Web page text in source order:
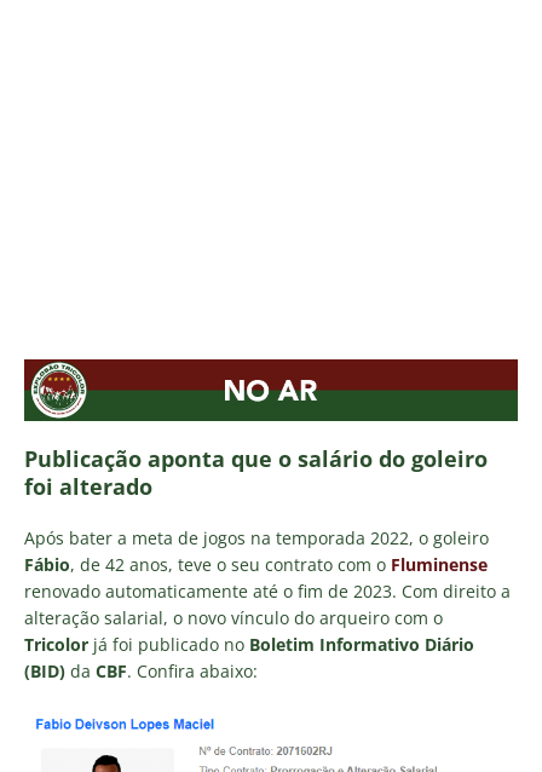
Publicação aponta que o salário do goleiro
foi alterado
Após bater a meta de jogos na temporada 2022, o goleiro
Fábio, de 42 anos, teve o seu contrato com o Fluminense
renovado automaticamente até o fim de 2023. Com direito a
alteração salarial, o novo vínculo do arqueiro com o
Tricolor já foi publicado no Boletim Informativo Diário
(BID) da CBF. Confira abaixo: